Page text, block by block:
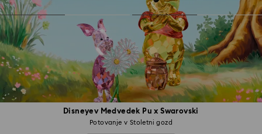
Disneyev Medvedek Pu x Swarovski
Potovanje v Stoletni gozd